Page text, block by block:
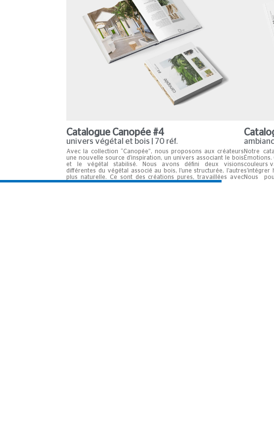
Catalogue Canopée #4
univers végétal et bois | 70 réf.
Avec la collection “Canopée”, nous proposons aux créateurs
une nouvelle source d’inspiration, un univers associant le bois
et le végétal stabilisé. Nous avons défini deux visions
différentes du végétal associé au bois, l’une structurée, l’autre
plus naturelle. Ce sont des créations pures, travaillées avec
authenticité, qui favorisent des ambiances sereines et
Notre
couleurs
Nous